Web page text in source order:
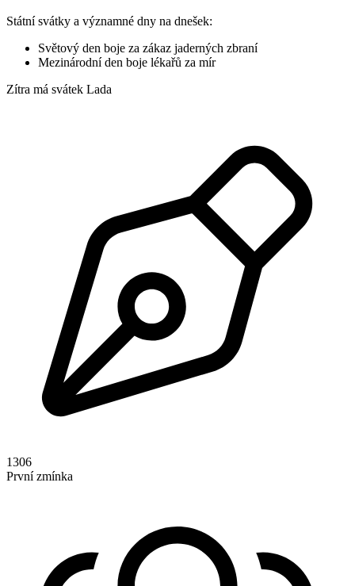
Státní svátky a významné dny na dnešek:
Světový den boje za zákaz jaderných zbraní
Mezinárodní den boje lékařů za mír
Zítra má svátek Lada
1306
První zmínka